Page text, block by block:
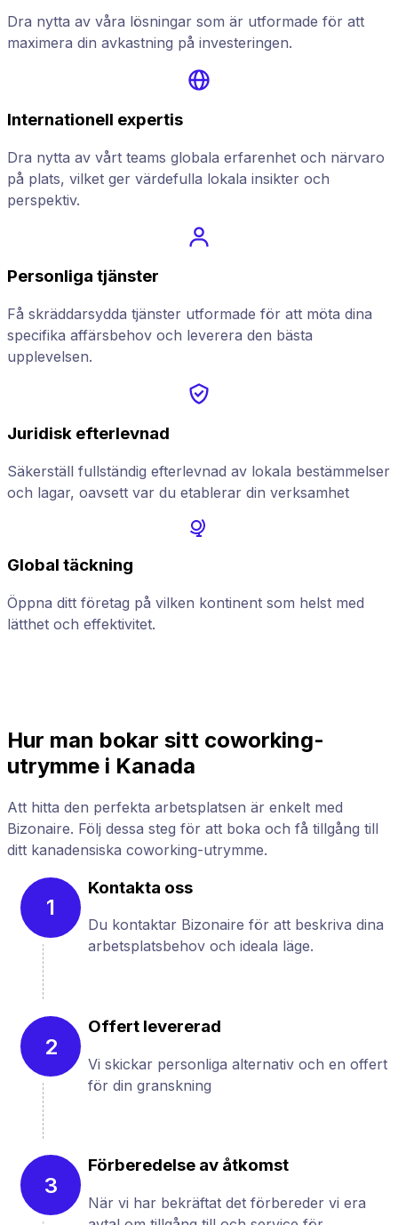
Dra nytta av våra lösningar som är utformade för att
maximera din avkastning på investeringen.
Internationell expertis
Dra nytta av vårt teams globala erfarenhet och närvaro
på plats, vilket ger värdefulla lokala insikter och
perspektiv.
Personliga tjänster
Få skräddarsydda tjänster utformade för att möta dina
specifika affärsbehov och leverera den bästa
upplevelsen.
Juridisk efterlevnad
Säkerställ fullständig efterlevnad av lokala bestämmelser
och lagar, oavsett var du etablerar din verksamhet
Global täckning
Öppna ditt företag på vilken kontinent som helst med
lätthet och effektivitet.
Hur man bokar sitt coworking-
utrymme i Kanada
Att hitta den perfekta arbetsplatsen är enkelt med
Bizonaire. Följ dessa steg för att boka och få tillgång till
ditt kanadensiska coworking-utrymme.
1
Kontakta oss
Du kontaktar Bizonaire för att beskriva dina
arbetsplatsbehov och ideala läge.
2
Offert levererad
Vi skickar personliga alternativ och en offert
för din granskning
3
Förberedelse av åtkomst
När vi har bekräftat det förbereder vi era